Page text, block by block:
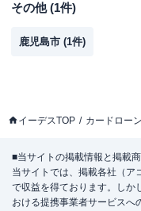
その他(1件)
鹿児島市 (1件)
イーデスTOP カードローン
■当サイトの掲載情報と掲載
当サイトでは、掲載各社（ア
で収益を得ております。しか
おける提携事業者サービスへ